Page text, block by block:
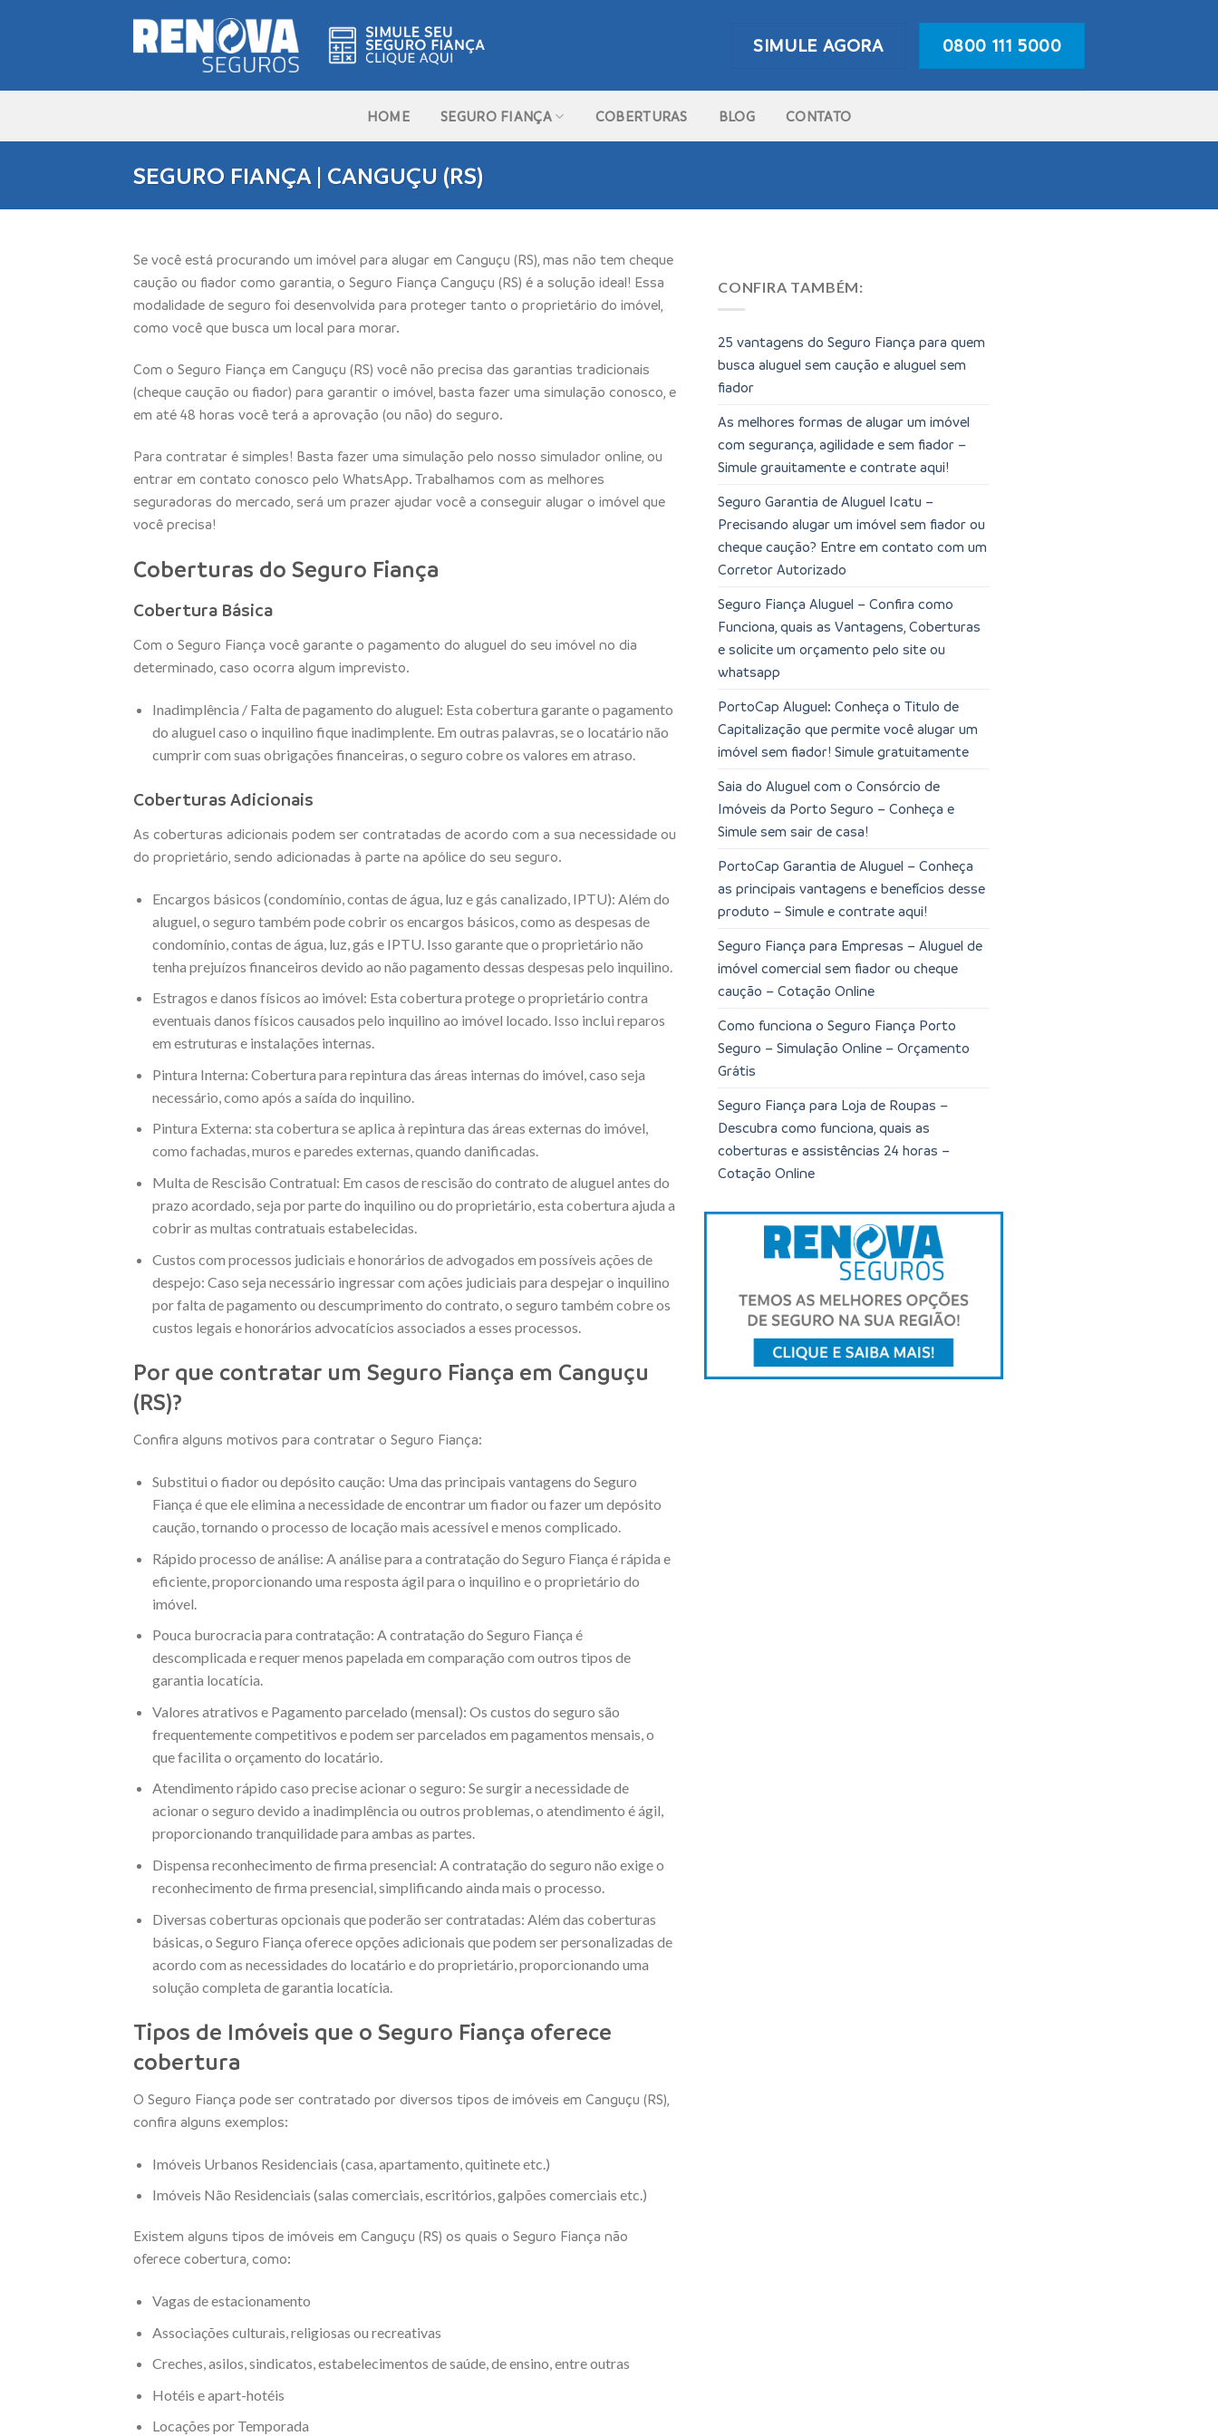
SIMULE AGORA 0800 111 5000
HOME SEGURO FIANÇA COBERTURAS BLOG CONTATO
SEGURO FIANÇA | CANGUÇU (RS)
Se você está procurando um imóvel para alugar em Canguçu (RS), mas não tem cheque
caução ou fiador como garantia, o Seguro Fiança Canguçu (RS) é a solução ideal! Essa
modalidade de seguro foi desenvolvida para proteger tanto o proprietário do imóvel,
como você que busca um local para morar.
Com o Seguro Fiança em Canguçu (RS) você não precisa das garantias tradicionais
(cheque caução ou fiador) para garantir o imóvel, basta fazer uma simulação conosco, e
em até 48 horas você terá a aprovação (ou não) do seguro.
Para contratar é simples! Basta fazer uma simulação pelo nosso simulador online, ou
entrar em contato conosco pelo WhatsApp. Trabalhamos com as melhores
seguradoras do mercado, será um prazer ajudar você a conseguir alugar o imóvel que
você precisa!
Coberturas do Seguro Fiança
Cobertura Básica
Com o Seguro Fiança você garante o pagamento do aluguel do seu imóvel no dia
determinado, caso ocorra algum imprevisto.
Inadimplência / Falta de pagamento do aluguel: Esta cobertura garante o pagamento
do aluguel caso o inquilino fique inadimplente. Em outras palavras, se o locatário não
cumprir com suas obrigações financeiras, o seguro cobre os valores em atraso.
Coberturas Adicionais
As coberturas adicionais podem ser contratadas de acordo com a sua necessidade ou
do proprietário, sendo adicionadas à parte na apólice do seu seguro.
Encargos básicos (condomínio, contas de água, luz e gás canalizado, IPTU): Além do
aluguel, o seguro também pode cobrir os encargos básicos, como as despesas de
condomínio, contas de água, luz, gás e IPTU. Isso garante que o proprietário não
tenha prejuízos financeiros devido ao não pagamento dessas despesas pelo inquilino.
Estragos e danos físicos ao imóvel: Esta cobertura protege o proprietário contra
eventuais danos físicos causados pelo inquilino ao imóvel locado. Isso inclui reparos
em estruturas e instalações internas.
Pintura Interna: Cobertura para repintura das áreas internas do imóvel, caso seja
necessário, como após a saída do inquilino.
Pintura Externa: sta cobertura se aplica à repintura das áreas externas do imóvel,
como fachadas, muros e paredes externas, quando danificadas.
Multa de Rescisão Contratual: Em casos de rescisão do contrato de aluguel antes do
prazo acordado, seja por parte do inquilino ou do proprietário, esta cobertura ajuda a
cobrir as multas contratuais estabelecidas.
Custos com processos judiciais e honorários de advogados em possíveis ações de
despejo: Caso seja necessário ingressar com ações judiciais para despejar o inquilino
por falta de pagamento ou descumprimento do contrato, o seguro também cobre os
custos legais e honorários advocatícios associados a esses processos.
Por que contratar um Seguro Fiança em Canguçu
(RS)?
Confira alguns motivos para contratar o Seguro Fiança:
Substitui o fiador ou depósito caução: Uma das principais vantagens do Seguro
Fiança é que ele elimina a necessidade de encontrar um fiador ou fazer um depósito
caução, tornando o processo de locação mais acessível e menos complicado.
Rápido processo de análise: A análise para a contratação do Seguro Fiança é rápida e
eficiente, proporcionando uma resposta ágil para o inquilino e o proprietário do
imóvel.
Pouca burocracia para contratação: A contratação do Seguro Fiança é
descomplicada e requer menos papelada em comparação com outros tipos de
garantia locatícia.
Valores atrativos e Pagamento parcelado (mensal): Os custos do seguro são
frequentemente competitivos e podem ser parcelados em pagamentos mensais, o
que facilita o orçamento do locatário.
Atendimento rápido caso precise acionar o seguro: Se surgir a necessidade de
acionar o seguro devido a inadimplência ou outros problemas, o atendimento é ágil,
proporcionando tranquilidade para ambas as partes.
Dispensa reconhecimento de firma presencial: A contratação do seguro não exige o
reconhecimento de firma presencial, simplificando ainda mais o processo.
Diversas coberturas opcionais que poderão ser contratadas: Além das coberturas
básicas, o Seguro Fiança oferece opções adicionais que podem ser personalizadas de
acordo com as necessidades do locatário e do proprietário, proporcionando uma
solução completa de garantia locatícia.
Tipos de Imóveis que o Seguro Fiança oferece
cobertura
O Seguro Fiança pode ser contratado por diversos tipos de imóveis em Canguçu (RS),
confira alguns exemplos:
Imóveis Urbanos Residenciais (casa, apartamento, quitinete etc.)
Imóveis Não Residenciais (salas comerciais, escritórios, galpões comerciais etc.)
Existem alguns tipos de imóveis em Canguçu (RS) os quais o Seguro Fiança não
oferece cobertura, como:
Vagas de estacionamento
Associações culturais, religiosas ou recreativas
Creches, asilos, sindicatos, estabelecimentos de saúde, de ensino, entre outras
Hotéis e apart-hotéis
Locações por Temporada
CONFIRA TAMBÉM:
25 vantagens do Seguro Fiança para quem
busca aluguel sem caução e aluguel sem
fiador
As melhores formas de alugar um imóvel
com segurança, agilidade e sem fiador –
Simule grauitamente e contrate aqui!
Seguro Garantia de Aluguel Icatu –
Precisando alugar um imóvel sem fiador ou
cheque caução? Entre em contato com um
Corretor Autorizado
Seguro Fiança Aluguel – Confira como
Funciona, quais as Vantagens, Coberturas
e solicite um orçamento pelo site ou
whatsapp
PortoCap Aluguel: Conheça o Titulo de
Capitalização que permite você alugar um
imóvel sem fiador! Simule gratuitamente
Saia do Aluguel com o Consórcio de
Imóveis da Porto Seguro – Conheça e
Simule sem sair de casa!
PortoCap Garantia de Aluguel – Conheça
as principais vantagens e benefícios desse
produto – Simule e contrate aqui!
Seguro Fiança para Empresas – Aluguel de
imóvel comercial sem fiador ou cheque
caução – Cotação Online
Como funciona o Seguro Fiança Porto
Seguro – Simulação Online – Orçamento
Grátis
Seguro Fiança para Loja de Roupas –
Descubra como funciona, quais as
coberturas e assistências 24 horas –
Cotação Online